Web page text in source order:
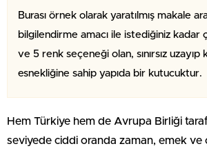
Burası örnek olarak yaratılmış makale
bilgilendirme amacı ile istediğiniz kadar
ve 5 renk seçeneği olan, sınırsız uzayıp
esnekliğine sahip yapıda bir kutucuktur.
Hem Türkiye hem de Avrupa Birliği
seviyede ciddi oranda zaman, emek ve